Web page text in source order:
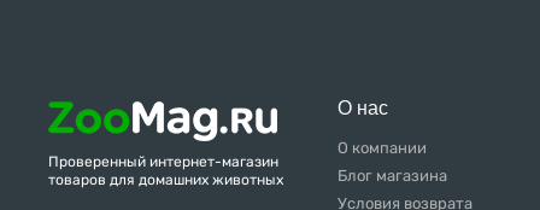
NOW KITCHEN
Organic Сhoice
Проверенный интернет-магазин
товаров для домашних животных
О нас
О компании
Блог магазина
Условия возврата